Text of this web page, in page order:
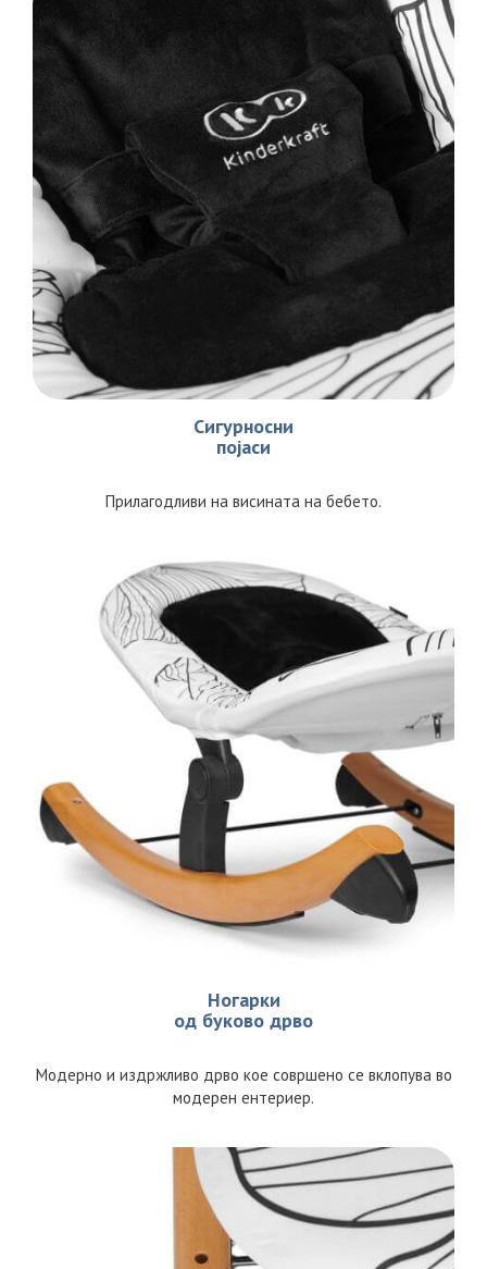
Сигурносни
појаси
Прилагодливи на висината на бебето.
Ногарки
од буково дрво
Модерно и издржливо дрво кое совршено се вклопува во
модерен ентериер.